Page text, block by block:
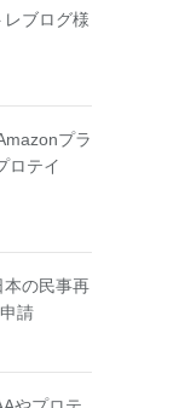
ブログ様
プラ
ロテイ
本の民事再
請